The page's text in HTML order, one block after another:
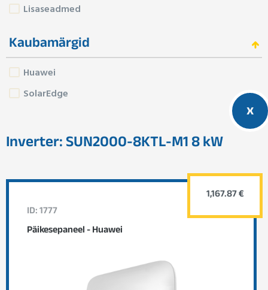
Lisaseadmed
Kaubamärgid
Huawei
SolarEdge
Inverter: SUN2000-8KTL-M1 8 kW
x
ID: 1777
Päikesepaneel - Huawei
1,167.87 €